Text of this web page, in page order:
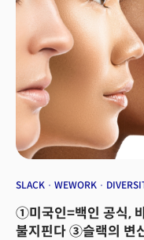
SLACK WEWORK
①미국인=백인 공식,
불지핀다 ③슬랙의 변